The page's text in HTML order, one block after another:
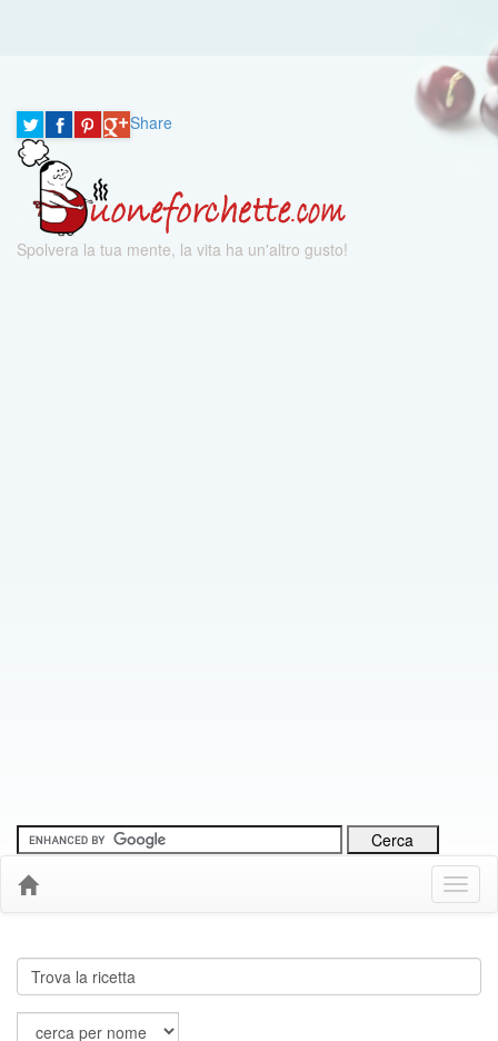
Share
Spolvera la tua mente, la vita ha un'altro gusto!
Menu
Down
Cerca